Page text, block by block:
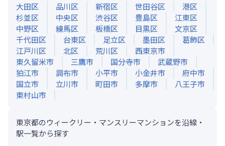
大田区
品川区 新宿区 世田谷区
港区
杉並区
中央区 渋谷区 豊島区
江東区
中野区
練馬区 板橋区 目黒区
文京区
千代田区
台東区 足立区 墨田区
葛飾区
江戸川区
北区 荒川区
西東京市
東久留米市
三鷹市 国分寺市
武蔵野市
狛江市
調布市 小平市 小金井市
府中市
国立市
立川市 町田市 多摩市
八王子市
東村山市
東京都のウィークリー・マンスリーマンションを沿線・
駅一覧から探す